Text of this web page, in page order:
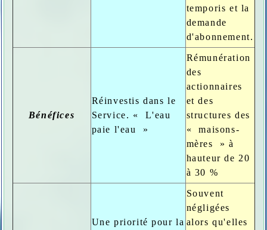
temporis et la
demande
d'abonnement.
Bénéfices
Réinvestis dans le
Service. « L'eau
paie l'eau »
Rémunération
des
actionnaires
et des
structures des
« maisons-
mères » à
hauteur de 20
à 30 %
Une priorité pour la
Souvent
négligées
alors qu'elles